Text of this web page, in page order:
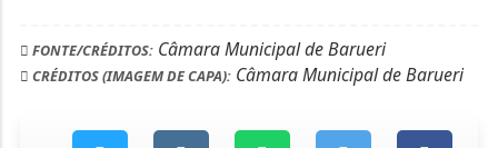
FONTE/CRÉDITOS:Câmara Municipal de Barueri
CRÉDITOS (IMAGEM DE CAPA):Câmara Municipal de Barueri